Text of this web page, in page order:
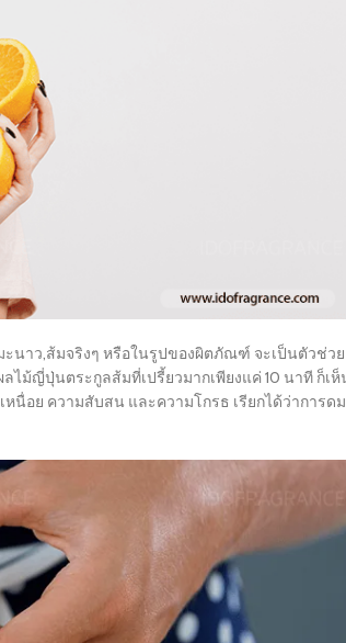
นาว,ส้มจริงๆ หรือในรูปของผิตภัณฑ์ จะเป็นตัวช่วย
ม้ญี่ปุ่นตระกูลส้มที่เปรี้ยวมากเพียงแค่ 10 นาที ก็เห็
นื่อย ความสับสน และความโกรธ เรียกได้ว่าการดม